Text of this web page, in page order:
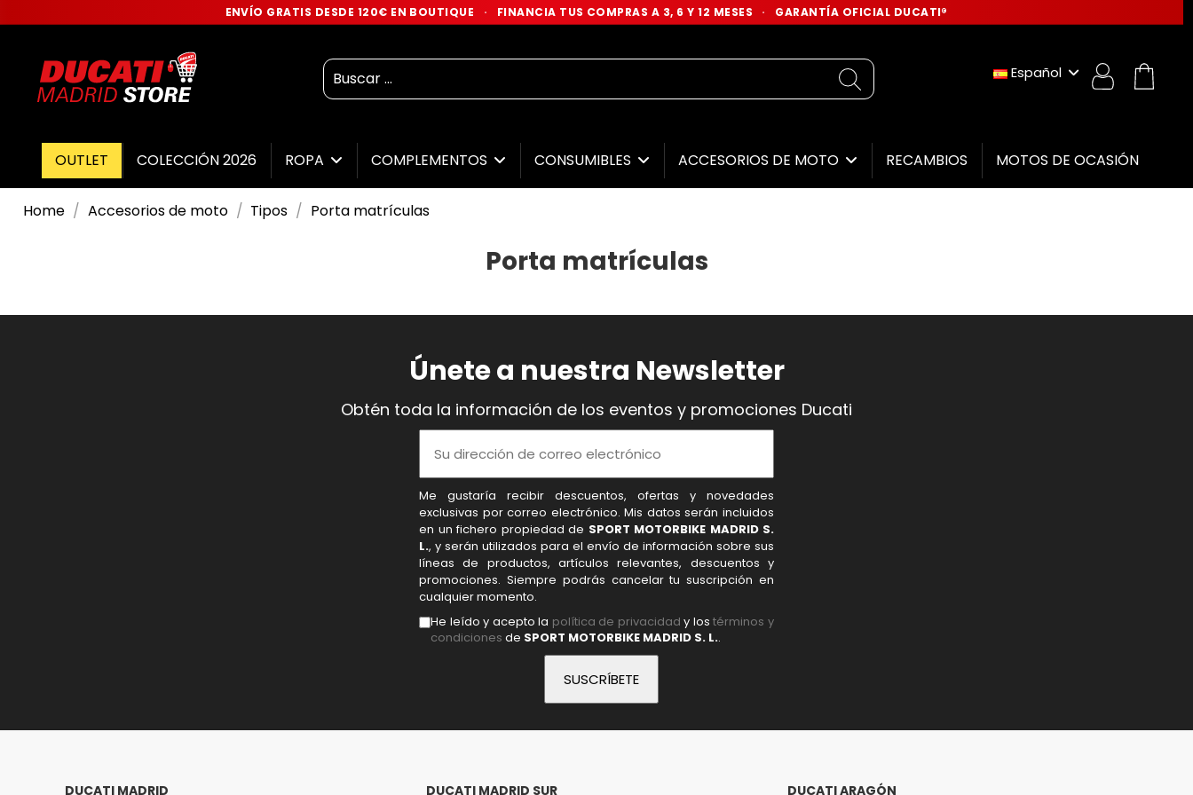
ENVÍO GRATIS DESDE 120€ EN BOUTIQUE · FINANCIA TUS COMPRAS A 3, 6 Y 12 MESES · GARANTÍA OFICIAL DUCATI®
Español
OUTLET COLECCIÓN 2026 ROPA COMPLEMENTOS CONSUMIBLES ACCESORIOS DE MOTO RECAMBIOS MOTOS DE OCASIÓN
Home Accesorios de moto Tipos Porta matrículas
Porta matrículas
Únete a nuestra Newsletter
Obtén toda la información de los eventos y promociones Ducati
Me gustaría recibir descuentos, ofertas y novedades
exclusivas por correo electrónico. Mis datos serán incluidos
en un fichero propiedad de SPORT MOTORBIKE MADRID S.
L., y serán utilizados para el envío de información sobre sus
líneas de productos, artículos relevantes, descuentos y
promociones. Siempre podrás cancelar tu suscripción en
cualquier momento.
He leído y acepto la política de privacidad y lostérminos y
condiciones de SPORT MOTORBIKE MADRID S. L..
DUCATI MADRID DUCATI MADRID SUR DUCATI ARAGÓN